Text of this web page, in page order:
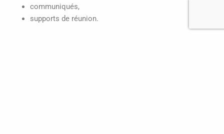
communiqués,
supports de réunion.